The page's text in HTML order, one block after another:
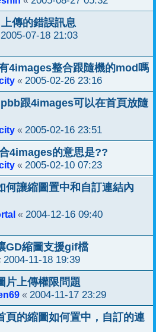
傳的錯誤訊息
2005-07-18 21:03
4images整合跟隨機的mod嗎
« 2005-02-26 23:16
跟4images可以在首頁放隨
« 2005-02-16 23:51
4images的意思是??
« 2005-02-10 07:23
何讓縮圖置中和自訂連結內
« 2004-12-16 09:40
GD縮圖支援gif檔
2004-11-18 19:39
片上傳權限問題
« 2004-11-17 23:29
頁的縮圖如何置中，自訂的連